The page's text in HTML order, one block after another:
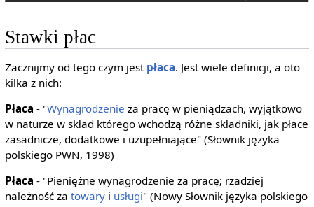
Stawki płac
Zacznijmy od tego czym jest płaca. Jest wiele definicji, a oto
kilka z nich:
Płaca - "Wynagrodzenie za pracę w pieniądzach, wyjątkowo
w naturze w skład którego wchodzą różne składniki, jak płace
zasadnicze, dodatkowe i uzupełniające" (Słownik języka
polskiego PWN, 1998)
Płaca - "Pieniężne wynagrodzenie za pracę; rzadziej
należność za towaryi usługi" (Nowy Słownik języka polskiego